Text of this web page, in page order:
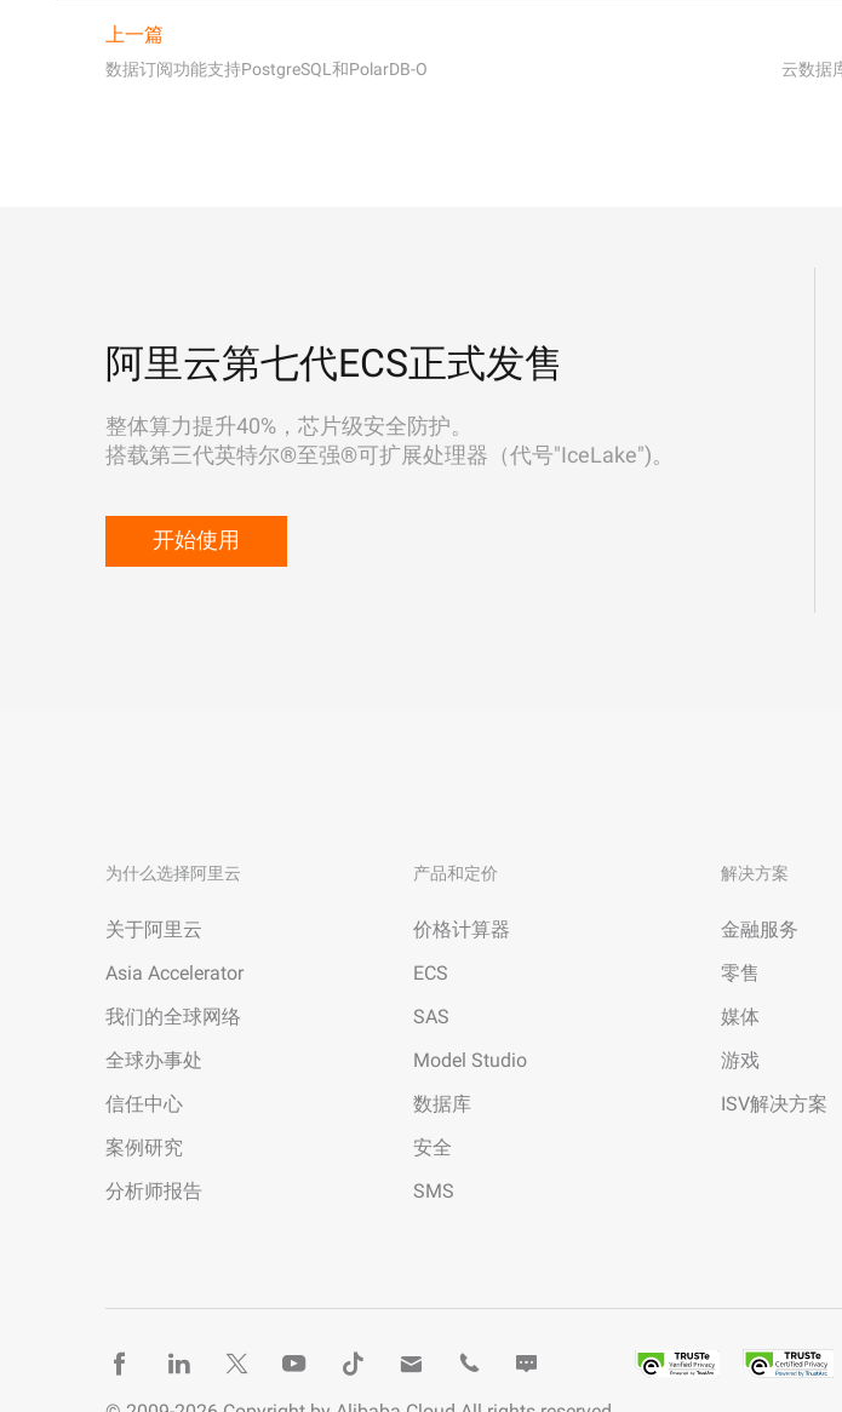
上一篇
数据订阅功能支持PostgreSQL和PolarDB-O 云数据
阿里云第七代ECS正式发售
整体算力提升40%，芯片级安全防护。
搭载第三代英特尔®至强®可扩展处理器（代号"IceLake")。
开始使用
为什么选择阿里云
关于阿里云
Asia Accelerator
我们的全球网络
全球办事处
信任中心
案例研究
分析师报告
产品和定价
价格计算器
ECS
SAS
Model Studio
数据库
安全
SMS
解决方案
金融服务
零售
媒体
游戏
ISV解决方案